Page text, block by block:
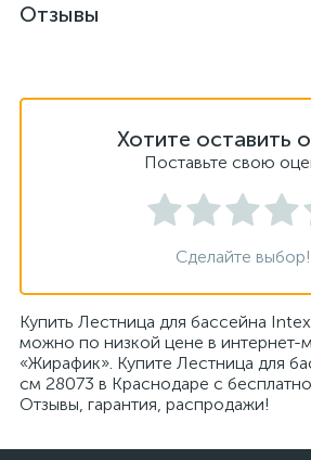
Отзывы
Хотите оставить
Поставьте свою
Сделайте выбор!
Купить Лестница для бассейна
можно по низкой цене в интернет-
«Жирафик». Купите Лестница для
см 28073 в Краснодаре с
Отзывы, гарантия, распродажи!